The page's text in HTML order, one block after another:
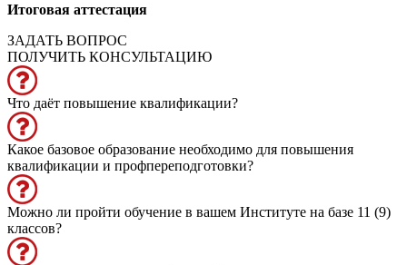
Итоговая аттестация
ЗАДАТЬ ВОПРОС
ПОЛУЧИТЬ КОНСУЛЬТАЦИЮ
Что даёт повышение квалификации?
Какое базовое образование необходимо для повышения
квалификации и профпереподготовки?
Можно ли пройти обучение в вашем Институте на базе 11 (9)
классов?